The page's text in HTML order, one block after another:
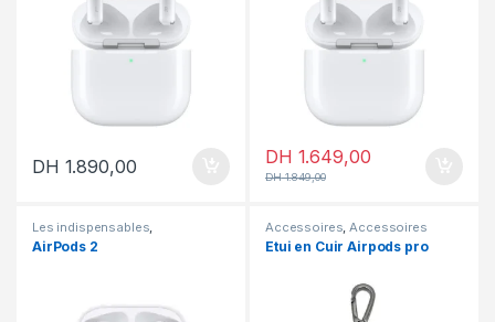
DH 1.890,00 DH 1.649,00
DH1.849,00
Les indispensables
Accessoires Accessoires
Apple,Airpods
AirPods 2
Accessoires Accessoires
Apple Airpods
Etui en Cuir Airpods pro